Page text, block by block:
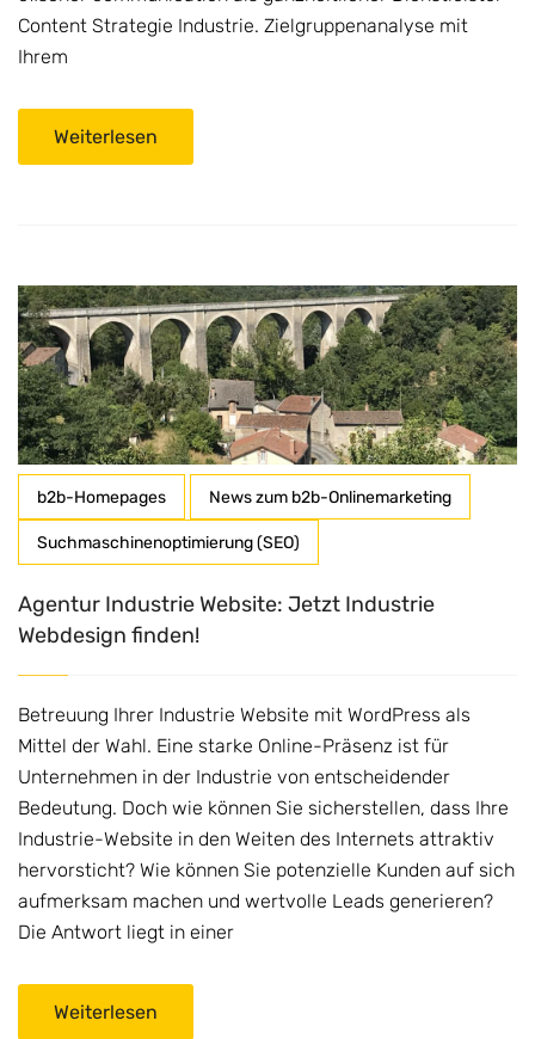
Content Strategie Industrie. Zielgruppenanalyse mit
Ihrem
Weiterlesen
b2b-Homepages News zum b2b-Onlinemarketing
Suchmaschinenoptimierung (SEO)
Agentur Industrie Website: Jetzt Industrie
Webdesign finden!
Betreuung Ihrer Industrie Website mit WordPress als
Mittel der Wahl. Eine starke Online-Präsenz ist für
Unternehmen in der Industrie von entscheidender
Bedeutung. Doch wie können Sie sicherstellen, dass Ihre
Industrie-Website in den Weiten des Internets attraktiv
hervorsticht? Wie können Sie potenzielle Kunden auf sich
aufmerksam machen und wertvolle Leads generieren?
Die Antwort liegt in einer
Weiterlesen